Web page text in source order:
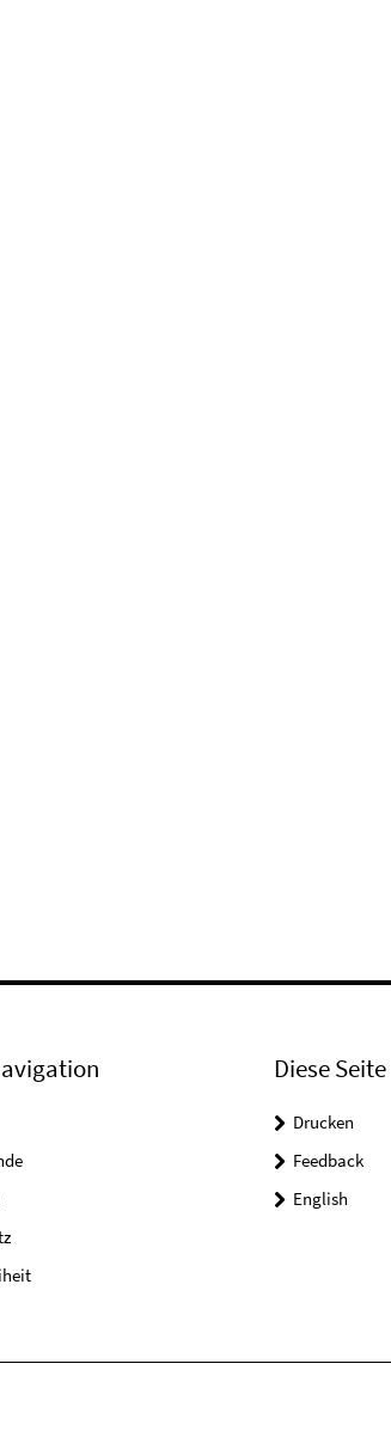
Diese Seite
Drucken
Feedback
English